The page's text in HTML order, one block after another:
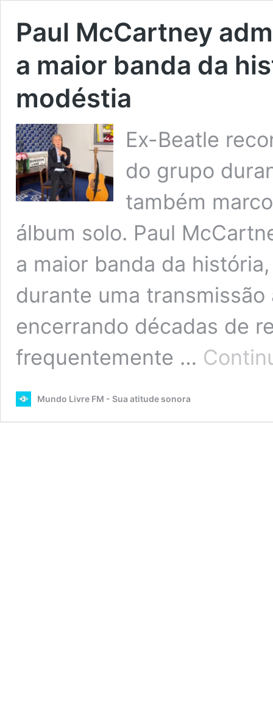
Paul McCartney
a maior banda da
modéstia
Ex-Beatle
do grupo
também
álbum solo. Paul
a maior banda da
durante uma
encerrando décadas de
frequentemente …
Mundo Livre FM - Sua atitude sonora